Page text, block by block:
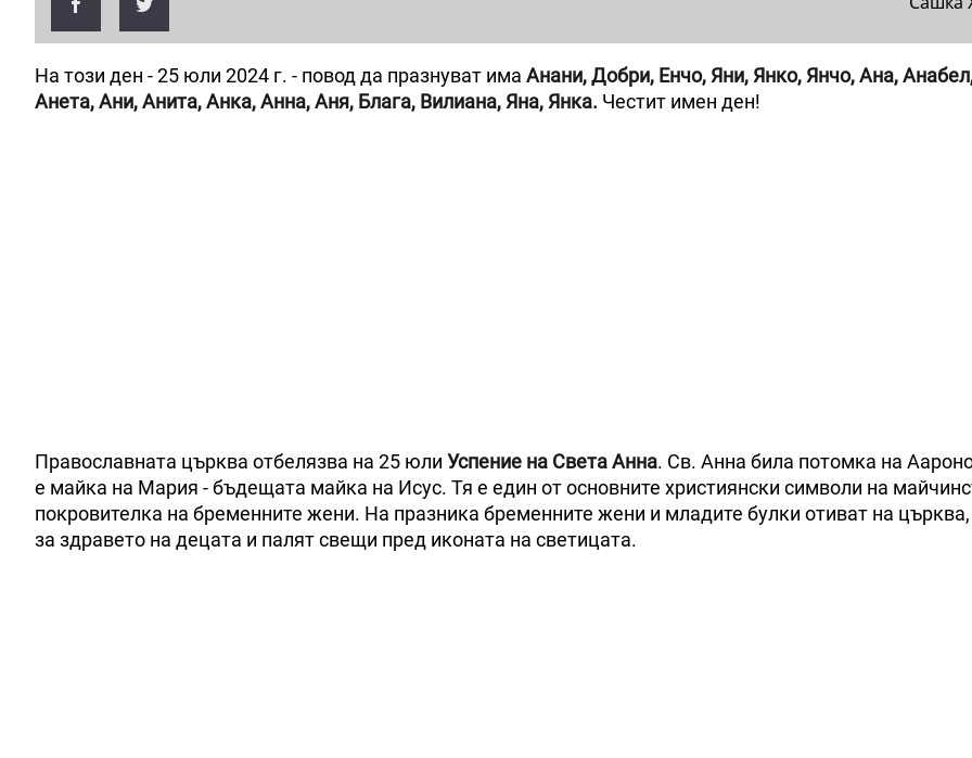
На този ден - 25 юли 2024 г. - повод да празнуват има Анани, Добри, Енчо, Яни, Янко, Янчо, Ана,
Анета, Ани, Анита, Анка, Анна, Аня, Блага, Вилиана, Яна, Янка. Честит имен ден!
Православната църква отбелязва на 25 юли Успение на Света Анна. Св. Анна била потомка на
е майка на Мария - бъдещата майка на Исус. Тя е един от основните християнски символи на
покровителка на бременните жени. На празника бременните жени и младите булки отиват на
за здравето на децата и палят свещи пред иконата на светицата.